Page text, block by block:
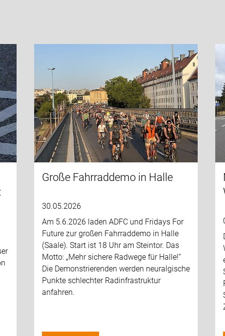
Große Fahrraddemo in Halle
30.05.2026
Am 5.6.2026 laden ADFC und Fridays For
Future zur großen Fahrraddemo in Halle
(Saale). Start ist 18 Uhr am Steintor. Das
Motto: „Mehr sichere Radwege für Halle!“
Die Demonstrierenden werden neuralgische
Punkte schlechter Radinfrastruktur
anfahren.